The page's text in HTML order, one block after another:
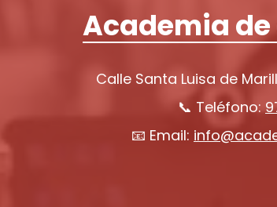
Academia
Calle Santa Luisa de
📞 Teléfono:
📧 Email: